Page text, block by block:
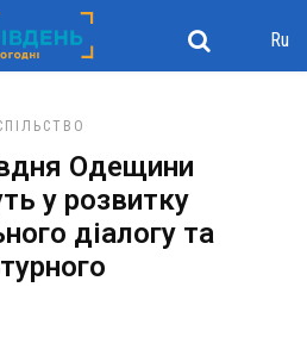
Ru
Одещини
у розвитку
діалогу та